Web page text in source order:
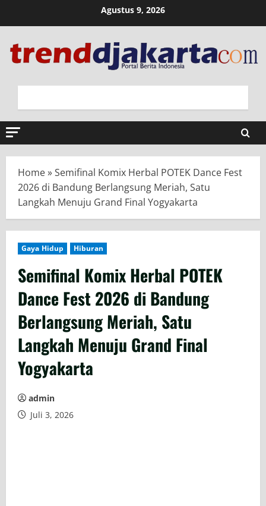
Agustus 9, 2026
Home»Semifinal Komix Herbal POTEK Dance Fest
2026 di Bandung Berlangsung Meriah, Satu
Langkah Menuju Grand Final Yogyakarta
Gaya Hidup Hiburan
Semifinal Komix Herbal POTEK
Dance Fest 2026 di Bandung
Berlangsung Meriah, Satu
Langkah Menuju Grand Final
Yogyakarta
admin
Juli 3, 2026